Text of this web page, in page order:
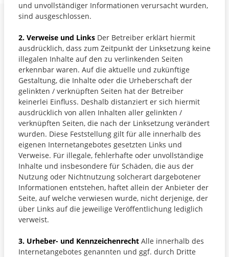
und unvollständiger Informationen verursacht wurden,
sind ausgeschlossen.
2. Verweise und Links Der Betreiber erklärt hiermit
ausdrücklich, dass zum Zeitpunkt der Linksetzung keine
illegalen Inhalte auf den zu verlinkenden Seiten
erkennbar waren. Auf die aktuelle und zukünftige
Gestaltung, die Inhalte oder die Urheberschaft der
gelinkten / verknüpften Seiten hat der Betreiber
keinerlei Einfluss. Deshalb distanziert er sich hiermit
ausdrücklich von allen Inhalten aller gelinkten /
verknüpften Seiten, die nach der Linksetzung verändert
wurden. Diese Feststellung gilt für alle innerhalb des
eigenen Internetangebotes gesetzten Links und
Verweise. Für illegale, fehlerhafte oder unvollständige
Inhalte und insbesondere für Schäden, die aus der
Nutzung oder Nichtnutzung solcherart dargebotener
Informationen entstehen, haftet allein der Anbieter der
Seite, auf welche verwiesen wurde, nicht derjenige, der
über Links auf die jeweilige Veröffentlichung lediglich
verweist.
3. Urheber- und Kennzeichenrecht Alle innerhalb des
Internetangebotes genannten und ggf. durch Dritte